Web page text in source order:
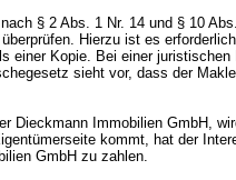
§ 2 Abs. 1 Nr. 14 und § 10
Hierzu ist es
einer Kopie. Bei einer
sieht vor, dass der
Dieckmann Immobilien GmbH,
kommt, hat der
GmbH zu zahlen.